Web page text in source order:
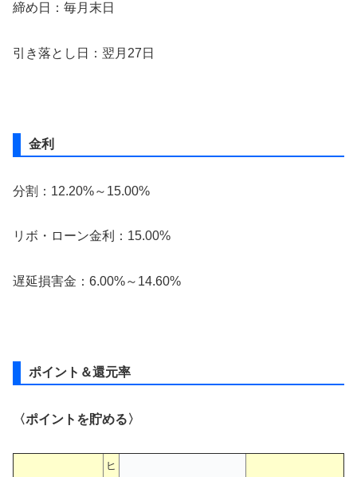
締め日：毎月末日
引き落とし日：翌月27日
金利
分割：12.20%～15.00%
リボ・ローン金利：15.00%
遅延損害金：6.00%～14.60%
ポイント＆還元率
〈ポイントを貯める〉
ヒ